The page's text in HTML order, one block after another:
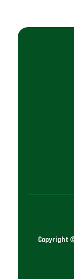
Copyright